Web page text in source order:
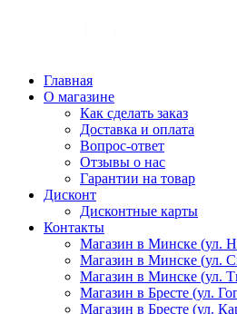
Главная
О магазине
Как сделать заказ
Доставка и оплата
Вопрос-ответ
Отзывы о нас
Гарантии на товар
Дисконт
Дисконтные карты
Контакты
Магазин в Минске (ул.
Магазин в Минске (ул.
Магазин в Минске (ул.
Магазин в Бресте (ул.
Магазин в Бресте (ул.